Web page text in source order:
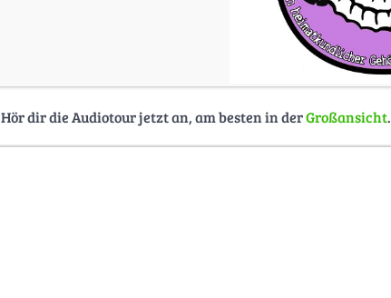
Hör dir die Audiotour jetzt an, am besten in derGroßansicht.